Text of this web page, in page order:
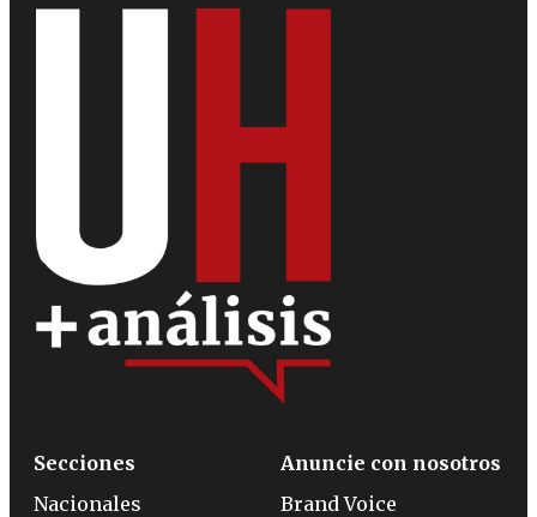
Secciones
Nacionales
Anuncie con nosotros
Brand Voice